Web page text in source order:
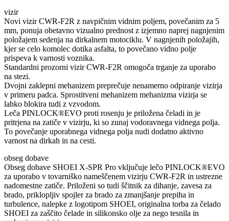
vizir
Novi vizir CWR-F2R z navpičnim vidnim poljem, povečanim za 5
mm, ponuja obetavno vizualno prednost z izjemno naprej nagnjenim
položajem sedenja na dirkalnem motociklu. V nagnjenih položajih,
kjer se celo komolec dotika asfalta, to povečano vidno polje
prispeva k varnosti voznika.
Standardni prozorni vizir CWR-F2R omogoča trganje za uporabo
na stezi.
Dvojni zaklepni mehanizem preprečuje nenamerno odpiranje vizirja
v primeru padca. Sprostitveni mehanizem mehanizma vizirja se
lahko blokira tudi z vzvodom.
Leča PINLOCK®EVO proti rosenju je priložena čeladi in je
pritrjena na zatiče v vizirju, ki so zunaj vodoravnega vidnega polja.
To povečanje uporabnega vidnega polja nudi dodatno aktivno
varnost na dirkah in na cesti.
obseg dobave
Obseg dobave SHOEI X-SPR Pro vključuje lečo PINLOCK®EVO
za uporabo v tovarniško nameščenem vizirju CWR-F2R in ustrezne
nadomestne zatiče. Priloženi so tudi ščitnik za dihanje, zavesa za
brado, priklopljiv spojler za brado za zmanjšanje prepiha in
turbulence, nalepke z logotipom SHOEI, originalna torba za čelado
SHOEI za zaščito čelade in silikonsko olje za nego tesnila in